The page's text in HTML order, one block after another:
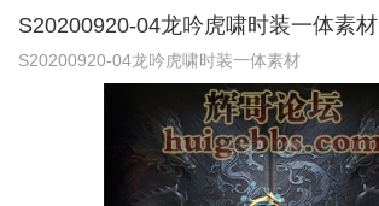
S20200920-04龙吟虎啸时装一体素材
S20200920-04龙吟虎啸时装一体素材